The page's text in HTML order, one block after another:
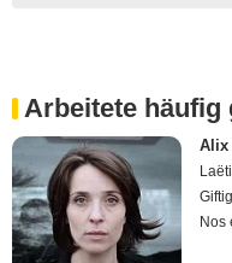
Arbeitete häufig
Alix
Nos